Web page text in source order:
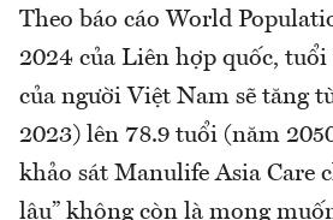
Theo báo cáo World
2024 của Liên hợp quốc,
của người Việt Nam sẽ tăng
2023) lên 78.9 tuổi (năm
khảo sát Manulife Asia Care
lâu” không còn là mong